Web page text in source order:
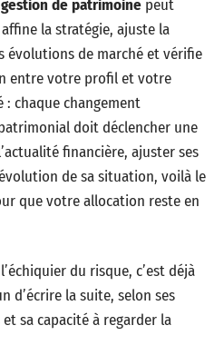
de patrimoine peut
la stratégie, ajuste la
de marché et vérifie
entre votre profil et votre
: chaque changement
doit déclencher une
financière, ajuster ses
de sa situation, voilà le
que votre allocation reste en
du risque, c’est déjà
d’écrire la suite, selon ses
sa capacité à regarder la